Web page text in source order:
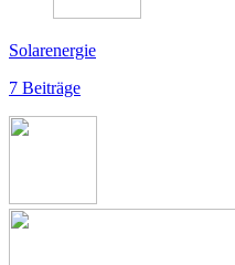
Solarenergie
7 Beiträge